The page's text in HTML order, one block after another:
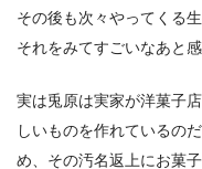
その後も次々やってくる
それをみてすごいなあと
実は兎原は実家が洋菓子
しいものを作れているの
め、その汚名返上にお菓